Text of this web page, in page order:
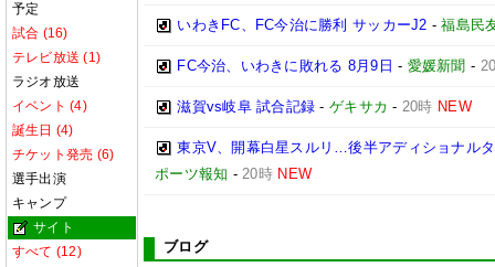
予定
試合 (16)
テレビ放送 (1)
ラジオ放送
イベント (4)
誕生日 (4)
チケット発売 (6)
選手出演
キャンプ
サイト
すべて (12)
いわきFC、FC今治に勝利 サッカーJ2 -福島民
FC今治、いわきに敗れる 8月9日 - 愛媛新聞 -
滋賀vs岐阜 試合記録 -ゲキサカ - 20時 NEW
東京V、開幕白星スルリ…後半アディショナル
ポーツ報知 -20時 NEW
ブログ